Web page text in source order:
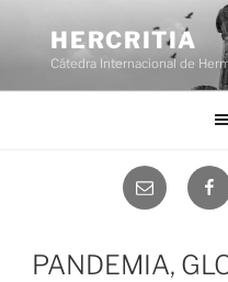
contenido
HERCRITIA
Cátedra Internacional de
PANDEMIA,
Correo
electrónico